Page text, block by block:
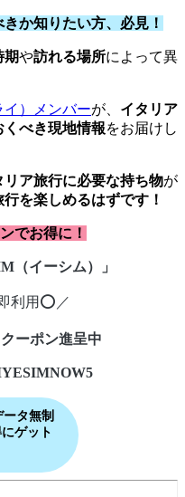
か知りたい方、必見！
期や訪れる場所によって異
イ）メンバーが、 イタリア
べき現地情報をお届けし
リア旅行に必要な持ち物が
を楽しめるはずです！
でお得に！
（イーシム）」
利用⭕／
ーポン進呈中
タ無制
ゲット